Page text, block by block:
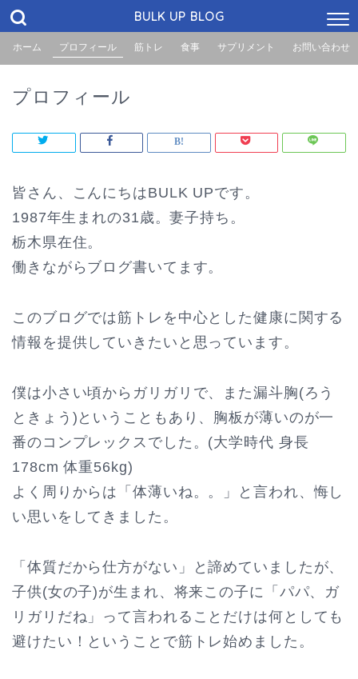
BULK UP BLOG
ホーム プロフィール 筋トレ 食事 サプリメント お問い合わせ
プロフィール
皆さん、こんにちはBULK UPです。
1987年生まれの31歳。妻子持ち。
栃木県在住。
働きながらブログ書いてます。
このブログでは筋トレを中心とした健康に関する
情報を提供していきたいと思っています。
僕は小さい頃からガリガリで、また漏斗胸(ろう
ときょう)ということもあり、胸板が薄いのが一
番のコンプレックスでした。(大学時代 身長
178cm 体重56kg)
よく周りからは「体薄いね。。」と言われ、悔し
い思いをしてきました。
「体質だから仕方がない」と諦めていましたが、
子供(女の子)が生まれ、将来この子に「パパ、ガ
リガリだね」って言われることだけは何としても
避けたい！ということで筋トレ始めました。